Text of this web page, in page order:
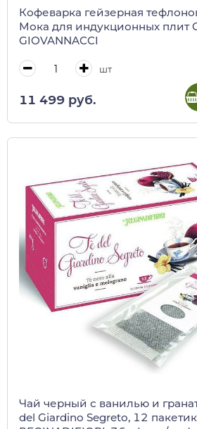
Кофеварка гейзерная
Мока для индукционных плит
GIOVANNACCI
шт
11 499 руб.
Чай черный с ванилью и
del Giardino Segreto, 12